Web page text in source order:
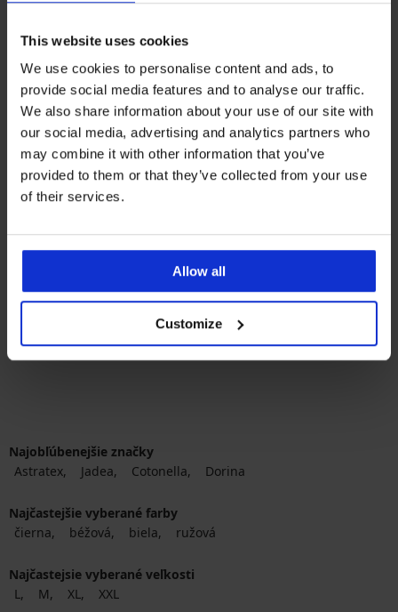
This website uses cookies
We use cookies to personalise content and ads, to
provide social media features and to analyse our traffic.
We also share information about your use of our site with
our social media, advertising and analytics partners who
may combine it with other information that you’ve
provided to them or that they’ve collected from your use
of their services.
Allow all
Customize
3+1 ZADARMO
-25 % ALL25
Sťahovacie nohavičky Ela
15,99 €
Najobľúbenejšie značky
Astratex
Jadea Cotonella Dorina
Najčastejšie vyberané farby
čierna
béžová biela ružová
Najčastejsie vyberané veľkosti
L
M XL XXL